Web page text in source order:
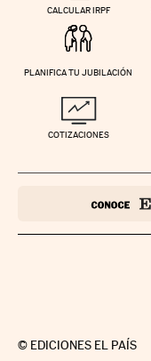
CALCULAR IRPF
PLANIFICA TU JUBILACIÓN
COTIZACIONES
© EDICIONES EL PAÍS